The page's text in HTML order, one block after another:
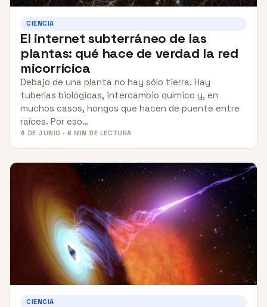
CIENCIA
El internet subterráneo de las
plantas: qué hace de verdad la red
micorrícica
Debajo de una planta no hay sólo tierra. Hay
tuberías biológicas, intercambio químico y, en
muchos casos, hongos que hacen de puente entre
raíces. Por eso…
4 DE JUNIO · 6 MIN DE LECTURA
CIENCIA